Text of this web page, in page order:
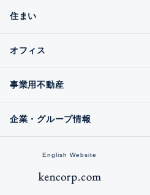
住まい
オフィス
事業用不動産
企業・グループ情報
English Website